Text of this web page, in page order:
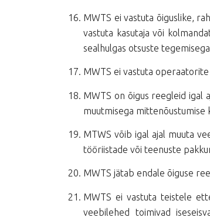
MWTS ei vastuta õiguslike,
vastuta kasutaja või
sealhulgas otsuste
MWTS ei vastuta
MWTS on õigus reegleid igal
muutmisega mittenõustumise
MTWS võib igal ajal muuta
tööriistade või teenuste
MWTS jätab endale õiguse
MWTS ei vastuta teistele
veebilehed toimivad